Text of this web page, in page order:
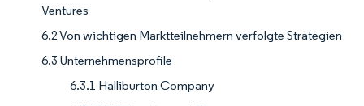
Ventures
6.2 Von wichtigen Marktteilnehmern verfolgte Strategien
6.3 Unternehmensprofile
6.3.1 Halliburton Company